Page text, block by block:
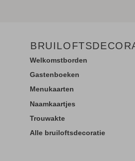
Welkomstborden
Gastenboeken
Menukaarten
Naamkaartjes
Trouwakte
Alle bruiloftsdecoratie